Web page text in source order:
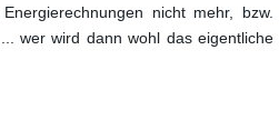
nicht mehr, bzw.
wer wird dann wohl das eigentliche